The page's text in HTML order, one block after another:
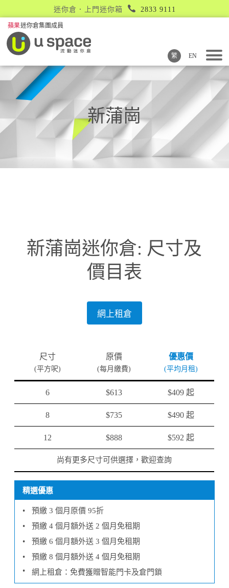
迷你倉．上門迷你箱 2833 9111
繁 EN
新蒲崗
新蒲崗迷你倉: 尺寸及
價目表
網上租倉
尺寸
(平方呎)
原價
(每月繳費)
優惠價
(平均月租)
6 $613 $409 起
8 $735 $490 起
12 $888 $592 起
尚有更多尺寸可供選擇，歡迎查詢
精選優惠
•
預繳 3 個月原價 95折
•
預繳 4 個月額外送 2 個月免租期
•
預繳 6 個月額外送 3 個月免租期
•
預繳 8 個月額外送 4 個月免租期
•
網上租倉：免費獲贈智能門卡及倉門鎖